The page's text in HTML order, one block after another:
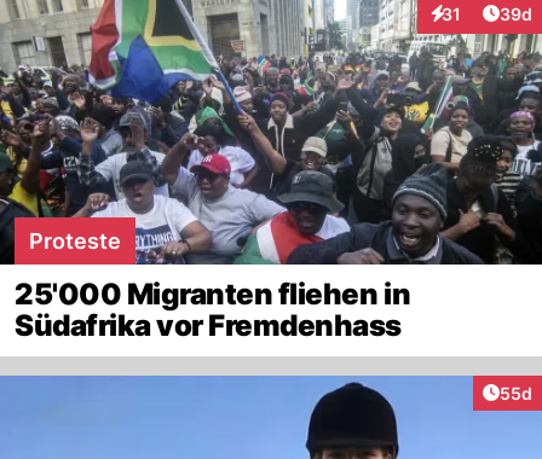
31
Interaktionen
39d
Proteste
25'000 Migranten fliehen in
Südafrika vor Fremdenhass
55d